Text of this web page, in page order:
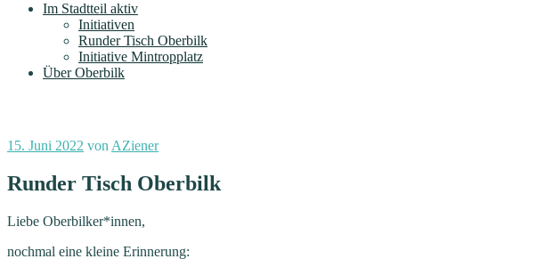
Im Stadtteil aktiv
Initiativen
Runder Tisch Oberbilk
Initiative Mintropplatz
Über Oberbilk
Veröffentlicht
15. Juni 2022 von AZiener
Runder Tisch Oberbilk
Liebe Oberbilker*innen,
nochmal eine kleine Erinnerung: